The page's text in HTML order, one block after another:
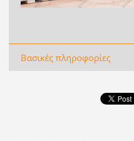
Βασικές πληροφορίες